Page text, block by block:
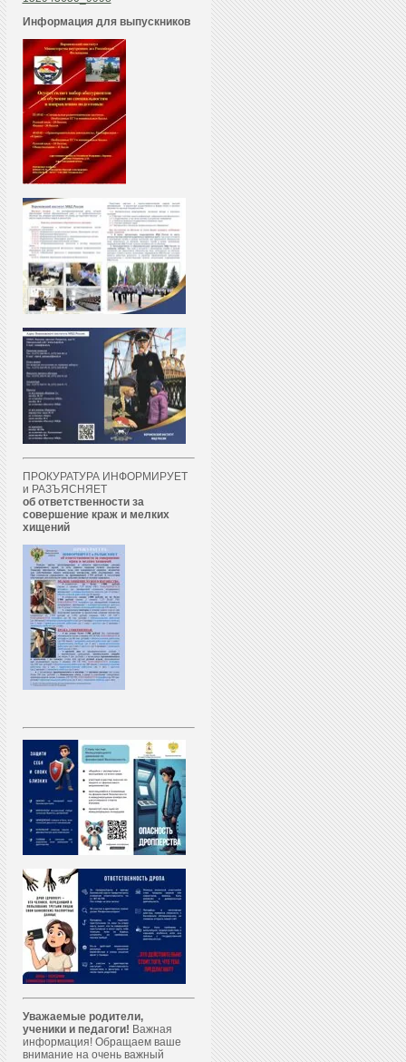
Информация для выпускников
ПРОКУРАТУРА ИНФОРМИРУЕТ
и РАЗЪЯСНЯЕТ
об ответственности за
совершение краж и мелких
хищений
Уважаемые родители,
ученики и педагоги! Важная
информация! Обращаем ваше
внимание на очень важный